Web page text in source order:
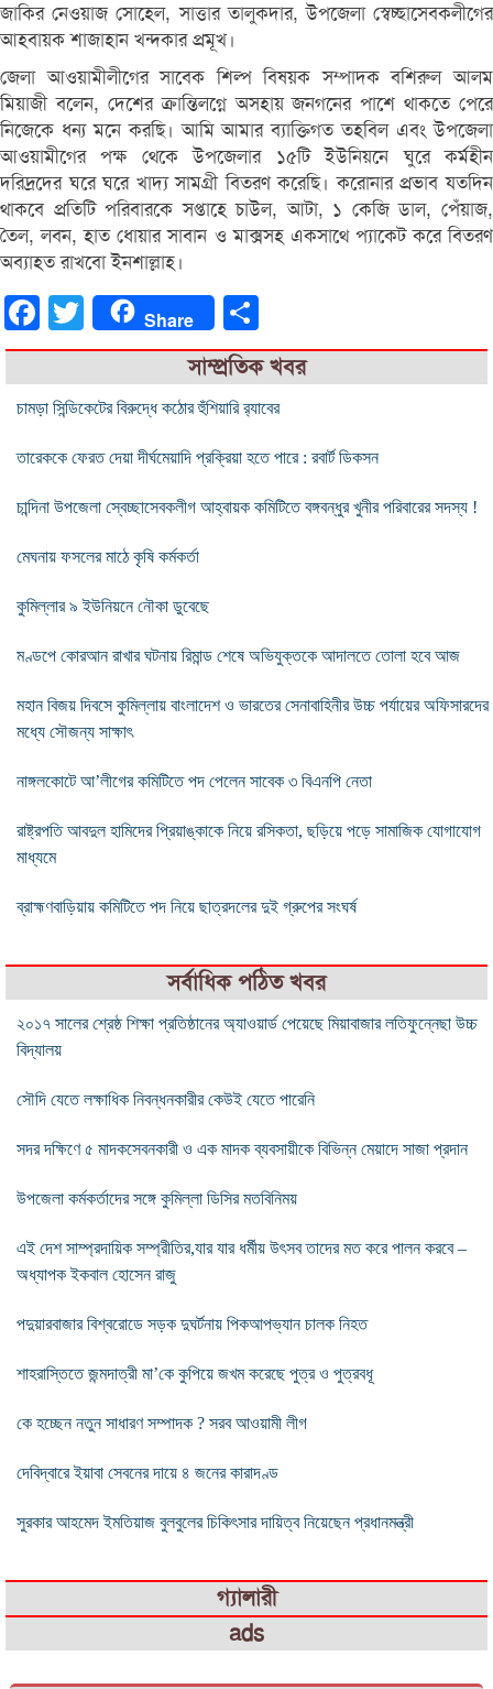
জাকির নেওয়াজ সোহেল, সাত্তার তালুকদার, উপজেলা স্বেচ্ছাসেবকলীগের
আহবায়ক শাজাহান খন্দকার প্রমূখ।
জেলা আওয়ামীলীগের সাবেক শিল্প বিষয়ক সম্পাদক বশিরুল আলম
মিয়াজী বলেন, দেশের ক্রান্তিলগ্নে অসহায় জনগনের পাশে থাকতে পেরে
নিজেকে ধন্য মনে করছি। আমি আমার ব্যাক্তিগত তহবিল এবং উপজেলা
আওয়ামীগের পক্ষ থেকে উপজেলার ১৫টি ইউনিয়নে ঘুরে কর্মহীন
দরিদ্রদের ঘরে ঘরে খাদ্য সামগ্রী বিতরণ করেছি। করোনার প্রভাব যতদিন
থাকবে প্রতিটি পরিবারকে সপ্তাহে চাউল, আটা, ১ কেজি ডাল, পেঁয়াজ,
তৈল, লবন, হাত ধোয়ার সাবান ও মাক্সসহ একসাথে প্যাকেট করে বিতরণ
অব্যাহত রাখবো ইনশাল্লাহ।
FacebookTwitter Share
সাম্প্রতিক খবর
চামড়া সিন্ডিকেটের বিরুদ্ধে কঠোর হুঁশিয়ারি র‍্যাবের
তারেককে ফেরত দেয়া দীর্ঘমেয়াদি প্রক্রিয়া হতে পারে : রবার্ট ডিকসন
চান্দিনা উপজেলা স্বেচ্ছাসেবকলীগ আহ্বায়ক কমিটিতে বঙ্গবন্ধুর খুনীর পরিবারের সদস্য !
মেঘনায় ফসলের মাঠে কৃষি কর্মকর্তা
কুমিল্লার ৯ ইউনিয়নে নৌকা ডুবেছে
মণ্ডপে কোরআন রাখার ঘটনায় রিমান্ড শেষে অভিযুক্তকে আদালতে তোলা হবে আজ
মহান বিজয় দিবসে কুমিল্লায় বাংলাদেশ ও ভারতের সেনাবাহিনীর উচ্চ পর্যায়ের অফিসারদের
মধ্যে সৌজন্য সাক্ষাৎ
নাঙ্গলকোটে আ’লীগের কমিটিতে পদ পেলেন সাবেক ৩ বিএনপি নেতা
রাষ্ট্রপতি আবদুল হামিদের প্রিয়াঙ্কাকে নিয়ে রসিকতা, ছড়িয়ে পড়ে সামাজিক যোগাযোগ
মাধ্যমে
ব্রাহ্মণবাড়িয়ায় কমিটিতে পদ নিয়ে ছাত্রদলের দুই গ্রুপের সংঘর্ষ
সর্বাধিক পঠিত খবর
২০১৭ সালের শ্রেষ্ঠ শিক্ষা প্রতিষ্ঠানের অ্যাওয়ার্ড পেয়েছে মিয়াবাজার লতিফুন্নেছা উচ্চ
বিদ্যালয়
সৌদি যেতে লক্ষাধিক নিবন্ধনকারীর কেউই যেতে পারেনি
সদর দক্ষিণে ৫ মাদকসেবনকারী ও এক মাদক ব্যবসায়ীকে বিভিন্ন মেয়াদে সাজা প্রদান
উপজেলা কর্মকর্তাদের সঙ্গে কুমিল্লা ডিসির মতবিনিময়
এই দেশ সাম্প্রদায়িক সম্প্রীতির,যার যার ধর্মীয় উৎসব তাদের মত করে পালন করবে –
অধ্যাপক ইকবাল হোসেন রাজু
পদুয়ারবাজার বিশ্বরোডে সড়ক দুঘর্টনায় পিকআপভ্যান চালক নিহত
শাহরাস্তিতে জন্মদাত্রী মা’কে কুপিয়ে জখম করেছে পুত্র ও পুত্রবধূ
কে হচ্ছেন নতুন সাধারণ সম্পাদক ? সরব আওয়ামী লীগ
দেবিদ্বারে ইয়াবা সেবনের দায়ে ৪ জনের কারাদণ্ড
সুরকার আহমেদ ইমতিয়াজ বুলবুলের চিকিৎসার দায়িত্ব নিয়েছেন প্রধানমন্ত্রী
গ্যালারী
ads